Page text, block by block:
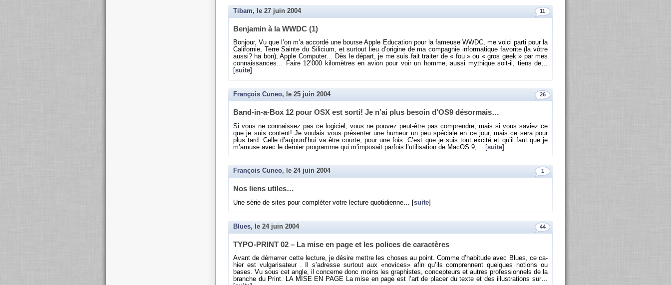
11
Tibam, le 27 juin 2004
Ben­ja­min à la WWDC (1)
Bon­jour, Vu que l’on m’a ac­cordé une bourse Apple Edu­ca­tion pour la fa­meuse WWDC, me voici parti pour la
Ca­li­for­nie, Terre Sainte du Si­li­cium, et sur­tout lieu d’ori­gine de ma com­pa­gnie in­for­ma­tique fa­vo­rite (la vôtre
aussi? ha bon), Apple Com­pu­ter… Dès le dé­part, je me suis fait trai­ter de « fou » ou « gros geek » par mes
connais­sances… Faire 12’000 ki­lo­mètres en avion pour voir un homme, aussi my­thique soit-il, tiens de…
suite
26
François Cuneo, le 25 juin 2004
Band-in-a-Box 12 pour OSX est sorti! Je n’ai plus be­soin d’OS9 dé­sor­mais…
Si vous ne connais­sez pas ce lo­gi­ciel, vous ne pou­vez peut-être pas com­prendre, mais si vous sa­viez ce
que je suis content! Je vou­lais vous pré­sen­ter une hu­meur un peu spé­ciale en ce jour, mais ce sera pour
plus tard. Celle d’au­jour­d’hui va être courte, pour une fois. C’est que je suis tout ex­cité et qu’il faut que je
m’amuse avec le der­nier pro­gramme qui m’im­po­sait par­fois l’uti­li­sa­tion de MacOS 9,… [suite]
1
François Cuneo, le 24 juin 2004
Nos liens utiles…
Une série de sites pour com­plé­ter votre lec­ture quo­ti­dienne… [ suite
44
Blues, le 24 juin 2004
TYPO-PRINT 02 – La mise en page et les po­lices de ca­rac­tères
Avant de dé­mar­rer cette lec­ture, je dé­sire mettre les choses au point. Comme d’ha­bi­tude avec Blues, ce ca­
hier est vul­ga­ri­sa­teur . Il s’adresse sur­tout aux «no­vices» afin qu’ils com­prennent quelques no­tions ou
bases. Vu sous cet angle, il concerne donc moins les gra­phistes, concep­teurs et autres pro­fes­sion­nels de la
branche du Print. LA MISE EN PAGE La mise en page est l’art de pla­cer du texte et des illus­tra­tions sur…